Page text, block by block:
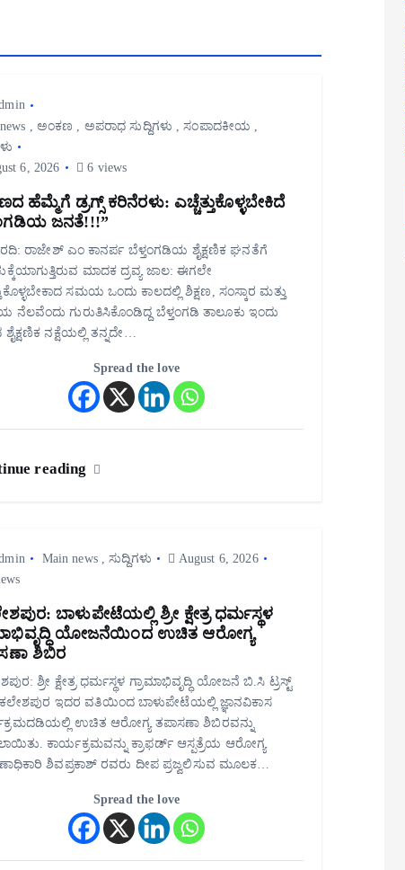
ಅಂಕಣ ಅಪರಾಧ ಸುದ್ದಿಗಳು ,ಸಂಪಾದಕೀಯ
6, 2026
6 views
ಹೆಮ್ಮೆಗೆ ಡ್ರಗ್ಸ್ ಕರಿನೆರಳು: ಎಚ್ಚೆತ್ತುಕೊಳ್ಳಬೇಕಿದೆ
ಜನತೆ!!!”
ರಾಜೇಶ್ ಎಂ ಕಾನರ್ಪ ಬೆಳ್ತಂಗಡಿಯ ಶೈಕ್ಷಣಿಕ ಘನತೆಗೆ
ಮಾದಕ ದ್ರವ್ಯ ಜಾಲ: ಈಗಲೇ
ಸಮಯ ಒಂದು ಕಾಲದಲ್ಲಿ ಶಿಕ್ಷಣ, ಸಂಸ್ಕಾರ ಮತ್ತು
ನೆಲವೆಂದು ಗುರುತಿಸಿಕೊಂಡಿದ್ದ ಬೆಳ್ತಂಗಡಿ ತಾಲೂಕು ಇಂದು
ಶೈಕ್ಷಣಿಕ ನಕ್ಷೆಯಲ್ಲಿ ತನ್ನದೇ…
Spread the love
reading
Main news,ಸುದ್ದಿಗಳು
August 6, 2026
ಬಾಳುಪೇಟೆಯಲ್ಲಿ ಶ್ರೀ ಕ್ಷೇತ್ರ ಧರ್ಮಸ್ಥಳ
ಯೋಜನೆಯಿಂದ ಉಚಿತ ಆರೋಗ್ಯ
ಶಿಬಿರ
ಶ್ರೀ ಕ್ಷೇತ್ರ ಧರ್ಮಸ್ಥಳ ಗ್ರಾಮಾಭಿವೃದ್ಧಿ ಯೋಜನೆ ಬಿ.ಸಿ ಟ್ರಸ್ಟ್
ಇದರ ವತಿಯಿಂದ ಬಾಳುಪೇಟೆಯಲ್ಲಿ ಜ್ಞಾನವಿಕಾಸ
ಉಚಿತ ಆರೋಗ್ಯ ತಪಾಸಣಾ ಶಿಬಿರವನ್ನು
ಕಾರ್ಯಕ್ರಮವನ್ನು ಕ್ರಾಫರ್ಡ್ ಆಸ್ಪತ್ರೆಯ ಆರೋಗ್ಯ
ಶಿವಪ್ರಕಾಶ್ ರವರು ದೀಪ ಪ್ರಜ್ವಲಿಸುವ ಮೂಲಕ…
Spread the love